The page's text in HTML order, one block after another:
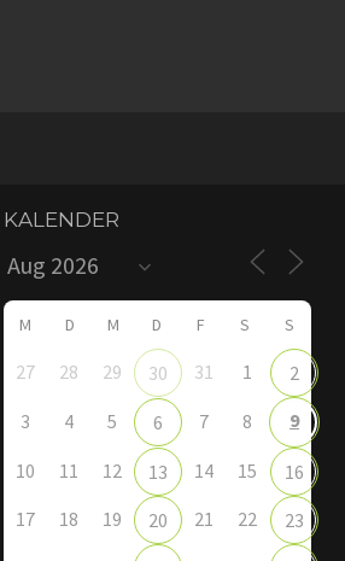
KALENDER
M D M D F S S
27 28 29 30 31 1
2
3
4 5 6 7 8 9
10 11 12 13 14 15
16
17
18 19 20 21 22
23